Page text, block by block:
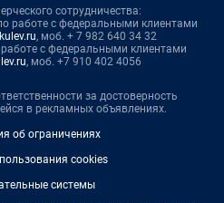
сотрудничества:
работе с федеральными клиентами
, моб. + 7 982 640 34 32
с федеральными клиентами
, моб. +7 910 402 4056
за достоверность
в рекламных объявлениях.
об ограничениях
cookies
системы